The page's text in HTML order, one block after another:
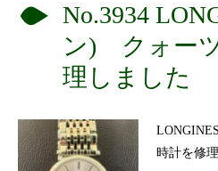
No.3934
ン) クォー
理しました
時計を修